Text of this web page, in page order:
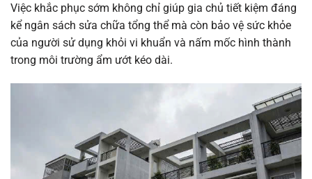
Việc khắc phục sớm không chỉ giúp gia chủ tiết kiệm đáng
kể ngân sách sửa chữa tổng thể mà còn bảo vệ sức khỏe
của người sử dụng khỏi vi khuẩn và nấm mốc hình thành
trong môi trường ẩm ướt kéo dài.